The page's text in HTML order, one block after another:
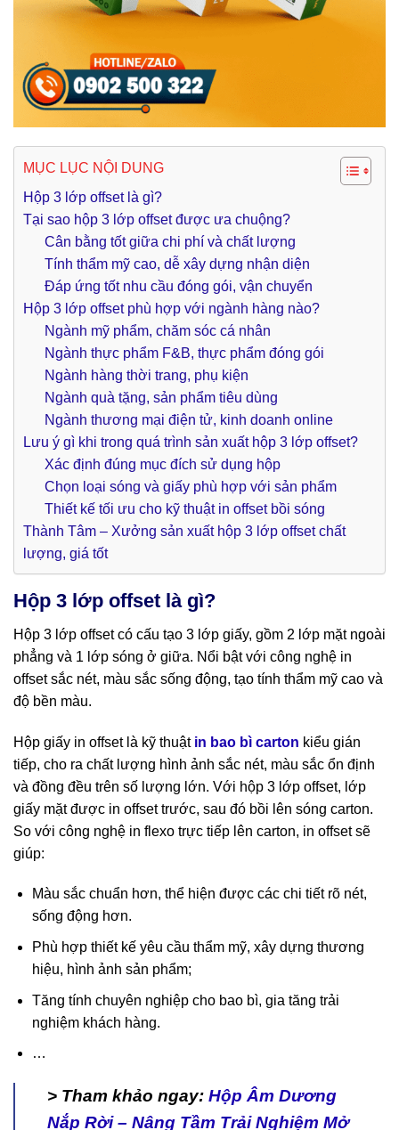
MỤC LỤC NỘI DUNG
Hộp 3 lớp offset là gì?
Tại sao hộp 3 lớp offset được ưa chuộng?
Cân bằng tốt giữa chi phí và chất lượng
Tính thẩm mỹ cao, dễ xây dựng nhận diện
Đáp ứng tốt nhu cầu đóng gói, vận chuyển
Hộp 3 lớp offset phù hợp với ngành hàng nào?
Ngành mỹ phẩm, chăm sóc cá nhân
Ngành thực phẩm F&B, thực phẩm đóng gói
Ngành hàng thời trang, phụ kiện
Ngành quà tặng, sản phẩm tiêu dùng
Ngành thương mại điện tử, kinh doanh online
Lưu ý gì khi trong quá trình sản xuất hộp 3 lớp offset?
Xác định đúng mục đích sử dụng hộp
Chọn loại sóng và giấy phù hợp với sản phẩm
Thiết kế tối ưu cho kỹ thuật in offset bồi sóng
Thành Tâm – Xưởng sản xuất hộp 3 lớp offset chất
lượng, giá tốt
Hộp 3 lớp offset là gì?
Hộp 3 lớp offset có cấu tạo 3 lớp giấy, gồm 2 lớp mặt ngoài
phẳng và 1 lớp sóng ở giữa. Nổi bật với công nghệ in
offset sắc nét, màu sắc sống động, tạo tính thẩm mỹ cao và
độ bền màu.
Hộp giấy in offset là kỹ thuật in bao bì carton kiểu gián
tiếp, cho ra chất lượng hình ảnh sắc nét, màu sắc ổn định
và đồng đều trên số lượng lớn. Với hộp 3 lớp offset, lớp
giấy mặt được in offset trước, sau đó bồi lên sóng carton.
So với công nghệ in flexo trực tiếp lên carton, in offset sẽ
giúp:
Màu sắc chuẩn hơn, thể hiện được các chi tiết rõ nét,
sống động hơn.
Phù hợp thiết kế yêu cầu thẩm mỹ, xây dựng thương
hiệu, hình ảnh sản phẩm;
Tăng tính chuyên nghiệp cho bao bì, gia tăng trải
nghiệm khách hàng.
…
> Tham khảo ngay: Hộp Âm Dương
Nắp Rời – Nâng Tầm Trải Nghiệm Mở